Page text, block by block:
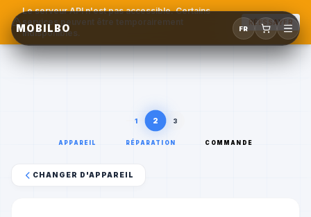
MOBILBO FR
Le serveur API n'est pas accessible. Certains
services peuvent être temporairement
indisponibles.
RÉESSAYER
1 2 3
APPAREIL RÉPARATION COMMANDE
CHANGER D'APPAREIL